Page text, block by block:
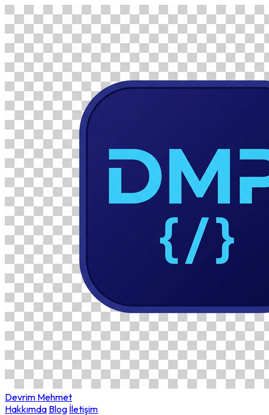
Devrim Mehmet
Hakkımda Blog İletişim